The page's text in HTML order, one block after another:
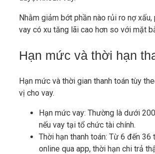
Nhằm giảm bớt phần nào rủi ro nợ xấu,
vay có xu tăng lãi cao hơn so với mặt
Hạn mức và thời hạn
Hạn mức và thời gian thanh toán tùy
vị cho vay.
Hạn mức vay: Thường là dưới
nếu vay tại tổ chức tài chính.
Thời hạn thanh toán: Từ 6 đến 36
online qua app, thời hạn chi trả